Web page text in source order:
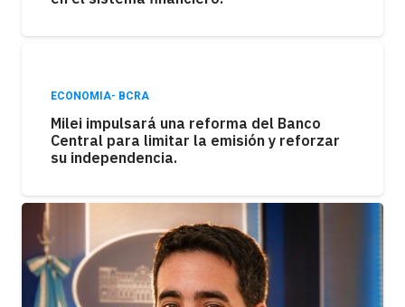
ECONOMIA- BCRA
Milei impulsará una reforma del Banco
Central para limitar la emisión y reforzar
su independencia.